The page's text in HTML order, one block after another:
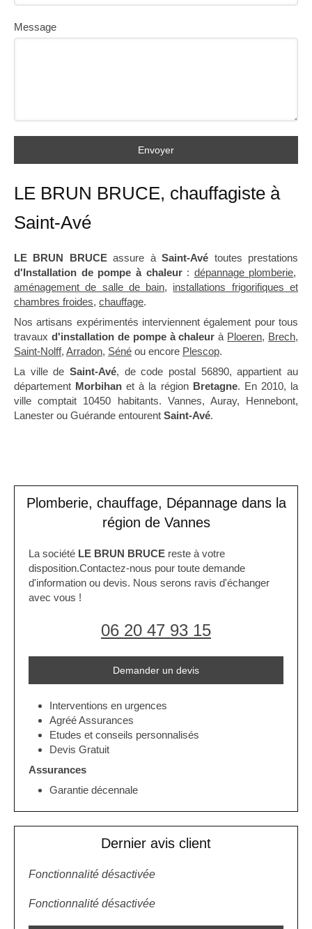
Message
Envoyer
LE BRUN BRUCE, chauffagiste à
Saint-Avé
LE BRUN BRUCEassure àSaint-Avé toutes prestations
d'Installation de pompe à chaleur: dépannage plomberie,
aménagement de salle de bain, installations frigorifiques et
chambres froides, chauffage.
Nos artisans expérimentés interviennent également pour tous
travaux d'installation de pompe à chaleur à Ploeren, Brech,
Saint-Nolff, Arradon, Séné ou encore Plescop.
La ville de Saint-Avé, de code postal 56890, appartient au
département Morbihan et à la région Bretagne. En 2010, la
ville comptait 10450 habitants. Vannes, Auray, Hennebont,
Lanester ou Guérande entourent Saint-Avé.
Plomberie, chauffage, Dépannage dans la
région de Vannes
La société LE BRUN BRUCE reste à votre
disposition.Contactez-nous pour toute demande
d'information ou devis. Nous serons ravis d'échanger
avec vous !
06 20 47 93 15
Demander un devis
Interventions en urgences
Agréé Assurances
Etudes et conseils personnalisés
Devis Gratuit
Assurances
Garantie décennale
Dernier avis client
Fonctionnalité désactivée
Fonctionnalité désactivée